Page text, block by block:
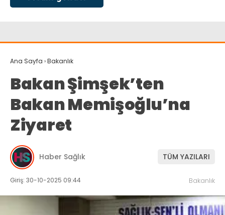
Ana Sayfa ›Bakanlık
Bakan Şimşek’ten
Bakan Memişoğlu’na
Ziyaret
Haber Sağlık TÜM YAZILARI
Giriş: 30-10-2025 09:44 Bakanlık